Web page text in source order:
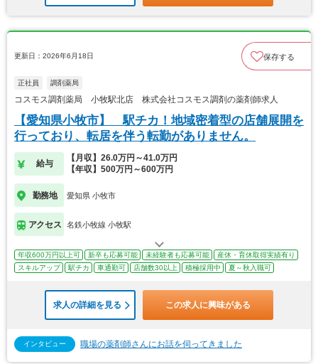
更新日：2026年6月18日 保存する
正社員 調剤薬局
コスモス調剤薬局 小牧駅北店 株式会社コスモス調剤の薬剤師求人
【愛知県小牧市】 駅チカ！地域密着型の店舗展開を
行っており、転居を伴う転勤がありません。
給与
【月収】26.0万円～41.0万円
【年収】500万円～600万円
勤務地 愛知県 小牧市
アクセス 名鉄小牧線 小牧駅
年収600万円以上可 新卒も応募可能 未経験者も応募可能
産休・育休取得実績有り
スキルアップ
駅チカ 車通勤可 店舗数30以上 積極採用中 夏～秋入職可
求人の詳細を見る この求人に興味がある
インタビュー 職場の薬剤師さんにお話を伺ってきました